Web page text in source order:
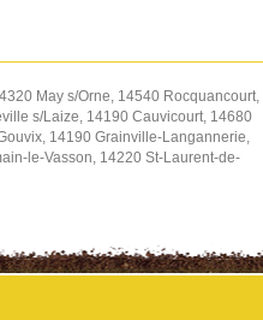
May s/Orne, 14540 Rocquancourt,
s/Laize, 14190 Cauvicourt, 14680
14190 Grainville-Langannerie,
le-Vasson, 14220 St-Laurent-de-